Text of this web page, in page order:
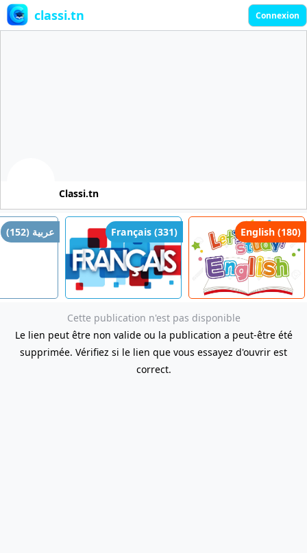
classi.tn Connexion
Classi.tn
عربية (152) Français (331) English (180)
Cette publication n'est pas disponible
Le lien peut être non valide ou la publication a peut-être été
supprimée. Vérifiez si le lien que vous essayez d'ouvrir est
correct.